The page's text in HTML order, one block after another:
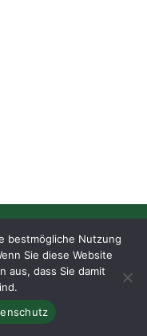
bestmögliche Nutzung
Sie diese Website
aus, dass Sie damit